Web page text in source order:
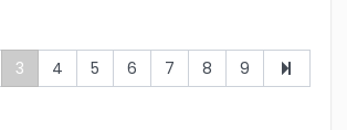
3 4 5 6 7 8 9